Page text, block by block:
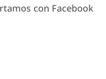
con Facebook